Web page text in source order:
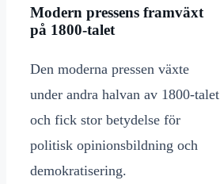
Modern pressens framväxt
på 1800-talet
Den moderna pressen växte
under andra halvan av 1800-talet
och fick stor betydelse för
politisk opinionsbildning och
demokratisering.